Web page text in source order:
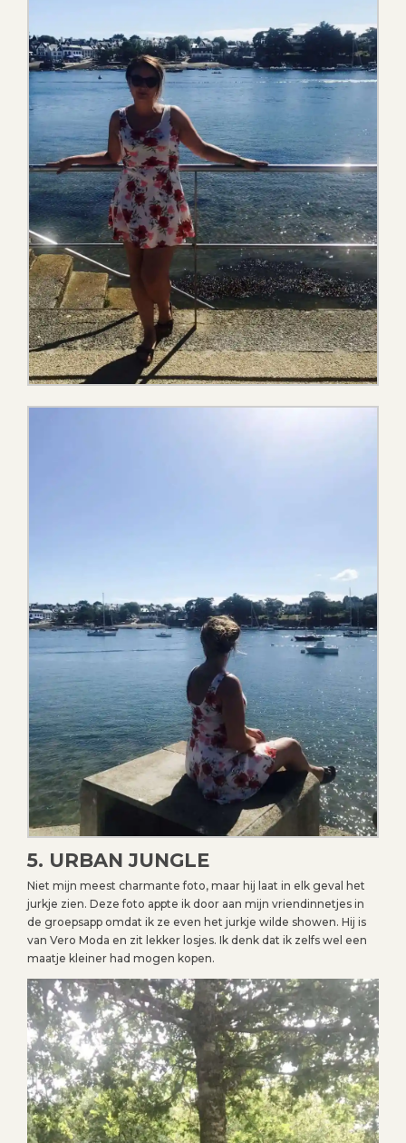
5. URBAN JUNGLE
Niet mijn meest charmante foto, maar hij laat in elk geval het
jurkje zien. Deze foto appte ik door aan mijn vriendinnetjes in
de groepsapp omdat ik ze even het jurkje wilde showen. Hij is
van Vero Moda en zit lekker losjes. Ik denk dat ik zelfs wel een
maatje kleiner had mogen kopen.